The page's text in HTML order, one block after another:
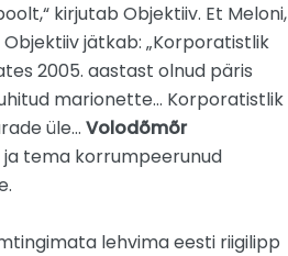
kirjutab Objektiiv. Et Meloni,
jätkab: „Korporatistlik
2005. aastast olnud päris
marionette… Korporatistlik
üle… Volodõmõr
tema korrumpeerunud
lehvima eesti riigilipp